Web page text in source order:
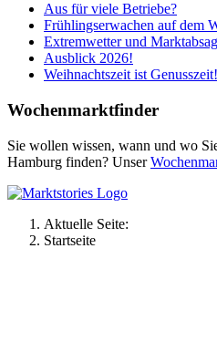
Aus für viele Betriebe?
Frühlingserwachen auf dem
Extremwetter und
Ausblick 2026!
Weihnachtszeit ist Genusszeit!
Wochenmarktfinder
Sie wollen wissen, wann und wo
Hamburg finden? Unser
Aktuelle Seite:
Startseite